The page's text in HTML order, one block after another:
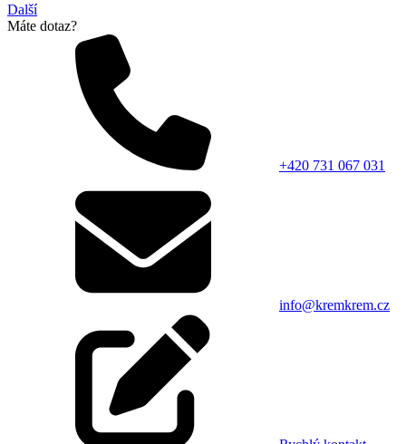
Další
Máte dotaz?
+420 731 067 031
info@kremkrem.cz